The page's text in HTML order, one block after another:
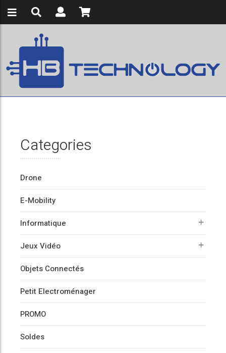
Categories
Drone
E-Mobility
Informatique
Jeux Vidéo
Objets Connectés
Petit Electroménager
PROMO
Soldes